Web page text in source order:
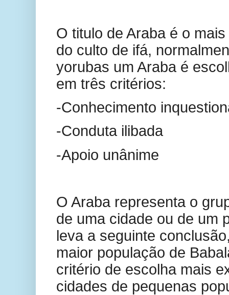
O titulo de Araba é o
do culto de ifá,
yorubas um Araba é
em três critérios:
-Conhecimento
-Conduta ilibada
-Apoio unânime
O Araba representa o
de uma cidade ou de um
leva a seguinte
maior população de
critério de escolha mais
cidades de pequenas